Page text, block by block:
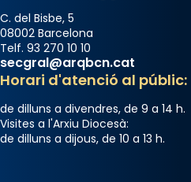
C. del Bisbe, 5
08002 Barcelona
Telf. 93 270 10 10
secgral@arqbcn.cat
Horari d'atenció al públic:
de dilluns a divendres, de 9 a 14 h.
Visites a l'Arxiu Diocesà:
de dilluns a dijous, de 10 a 13 h.